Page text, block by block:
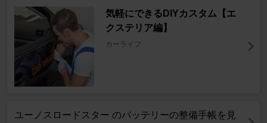
気軽にできるDIYカスタム【エ
クステリア編】
カーライフ
ユーノスロードスター のバッテリーの整備手帳を見